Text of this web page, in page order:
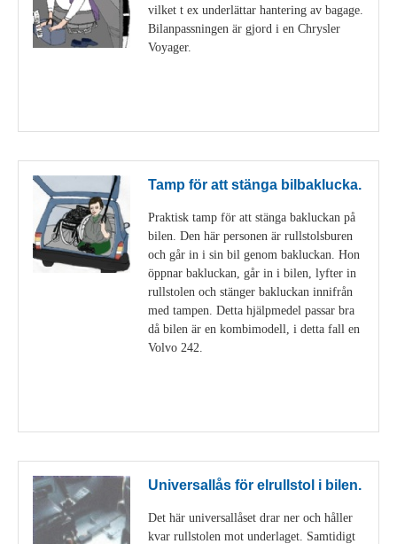
vilket t ex underlättar hantering av bagage.
Bilanpassningen är gjord i en Chrysler
Voyager.
Tamp för att stänga bilbaklucka.
Praktisk tamp för att stänga bakluckan på
bilen. Den här personen är rullstolsburen
och går in i sin bil genom bakluckan. Hon
öppnar bakluckan, går in i bilen, lyfter in
rullstolen och stänger bakluckan innifrån
med tampen. Detta hjälpmedel passar bra
då bilen är en kombimodell, i detta fall en
Volvo 242.
Universallås för elrullstol i bilen.
Det här universallåset drar ner och håller
kvar rullstolen mot underlaget. Samtidigt